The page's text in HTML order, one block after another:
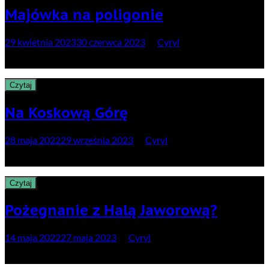
Majówka na poligonie
29 kwietnia 202330 czerwca 2023
Cyryl
Czytaj
Na Koskową Górę
28 maja 202229 września 2023
Cyryl
Czytaj
Pożegnanie z Halą Jaworową?
14 maja 202227 maja 2023
Cyryl